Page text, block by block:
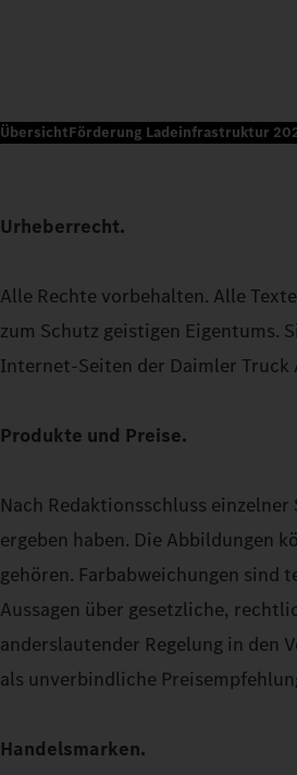
ÜbersichtFörderung Ladeinfrastruktur
Urheberrecht.
Alle Rechte vorbehalten. Alle
zum Schutz geistigen Eigentums.
Internet-Seiten der Daimler Truck
Produkte und Preise.
Nach Redaktionsschluss
ergeben haben. Die Abbildungen
gehören. Farbabweichungen sind
Aussagen über gesetzliche,
anderslautender Regelung in den
als unverbindliche
Handelsmarken.